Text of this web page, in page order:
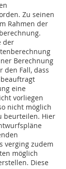
Zu seinen
Rahmen der
der
Berechnung
den Fall, dass
eine
vorliegen
nicht möglich
beurteilen. Hier
verging zudem
möglich
Diese